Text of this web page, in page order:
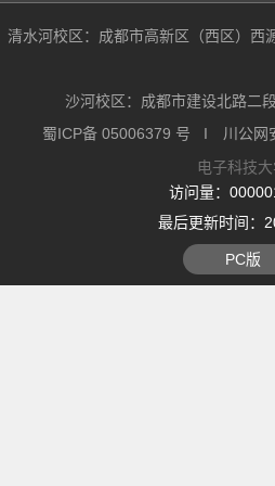
清水河校区：成都市高新区（西区）
沙河校区：成都市建设北路
蜀ICP备 05006379 号 I 川公网
电子科技
访问量：
最后更新时间：
PC版